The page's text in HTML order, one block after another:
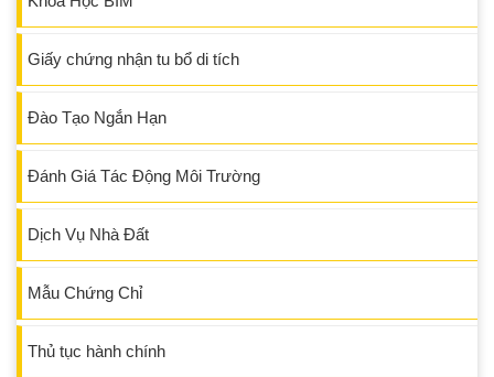
Giấy chứng nhận tu bổ di tích
Đào Tạo Ngắn Hạn
Đánh Giá Tác Động Môi Trường
Dịch Vụ Nhà Đất
Mẫu Chứng Chỉ
Thủ tục hành chính